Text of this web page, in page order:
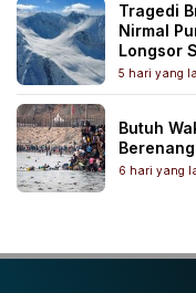
Tragedi
Nirmal
Longsor
5 hari yang
Butuh
6 hari yang